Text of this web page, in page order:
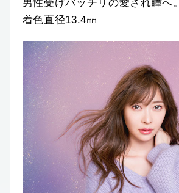
男性受けバッチリの愛され瞳へ。
着色直径13.4㎜